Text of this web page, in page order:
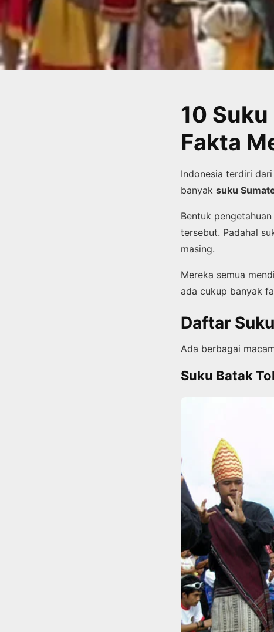
10
Fakta
Indonesia terdiri
banyak suku
Bentuk
tersebut. Padahal
masing.
Mereka semua
ada cukup banyak
Daftar
Ada berbagai
Suku Batak